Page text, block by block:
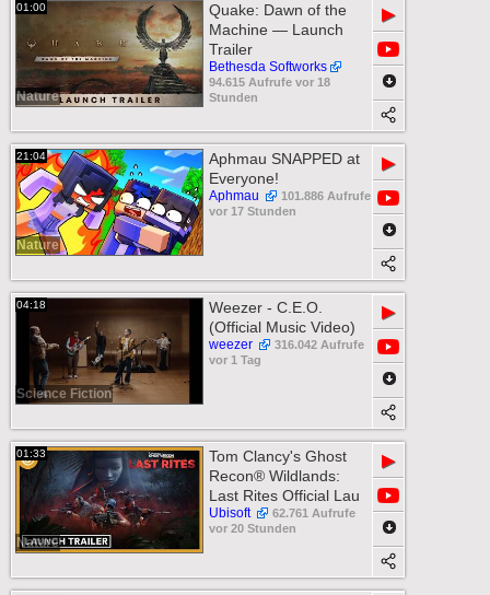
01:00
Nature
Quake: Dawn of the
Machine — Launch
Trailer
Bethesda Softworks
94.615 Aufrufe vor 18
Stunden
▶
21:04
Nature
Aphmau SNAPPED at
Everyone!
Aphmau
101.886 Aufrufe
vor 17 Stunden
▶
04:18
Science Fiction
Weezer - C.E.O.
(Official Music Video)
weezer
316.042 Aufrufe
vor 1 Tag
▶
01:33
Nature
Tom Clancy's Ghost
Recon® Wildlands:
Last Rites Official Lau
Ubisoft
62.761 Aufrufe
vor 20 Stunden
▶